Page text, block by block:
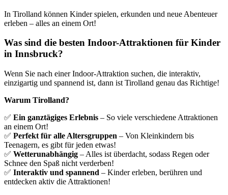
In Tirolland können Kinder spielen, erkunden und neue Abenteuer
erleben – alles an einem Ort!
Was sind die besten Indoor-Attraktionen für Kinder
in Innsbruck?
Wenn Sie nach einer Indoor-Attraktion suchen, die interaktiv,
einzigartig und spannend ist, dann ist Tirolland genau das Richtige!
Warum Tirolland?
✅ Ein ganztägiges Erlebnis – So viele verschiedene Attraktionen
an einem Ort!
✅ Perfekt für alle Altersgruppen – Von Kleinkindern bis
Teenagern, es gibt für jeden etwas!
✅ Wetterunabhängig – Alles ist überdacht, sodass Regen oder
Schnee den Spaß nicht verderben!
✅ Interaktiv und spannend – Kinder erleben, berühren und
entdecken aktiv die Attraktionen!